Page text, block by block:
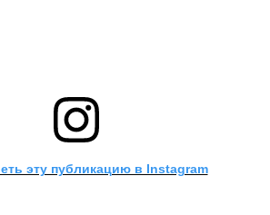
эту публикацию в Instagram